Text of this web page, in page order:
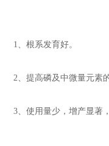
1、根系发育好。
2、提高磷及中微量元素
3、使用量少，增产显著